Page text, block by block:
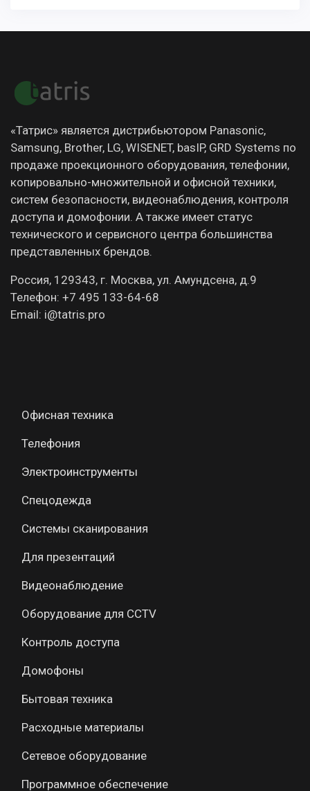
«Татрис» является дистрибьютором Panasonic,
Samsung, Brother, LG, WISENET, basIP, GRD Systems по
продаже проекционного оборудования, телефонии,
копировально-множительной и офисной техники,
систем безопасности, видеонаблюдения, контроля
доступа и домофонии. А также имеет статус
технического и сервисного центра большинства
представленных брендов.
Россия, 129343, г. Москва, ул. Амундсена, д.9
Телефон: +7 495 133-64-68
Email: i@tatris.pro
Офисная техника
Телефония
Электроинструменты
Спецодежда
Системы сканирования
Для презентаций
Видеонаблюдение
Оборудование для CCTV
Контроль доступа
Домофоны
Бытовая техника
Расходные материалы
Сетевое оборудование
Программное обеспечение